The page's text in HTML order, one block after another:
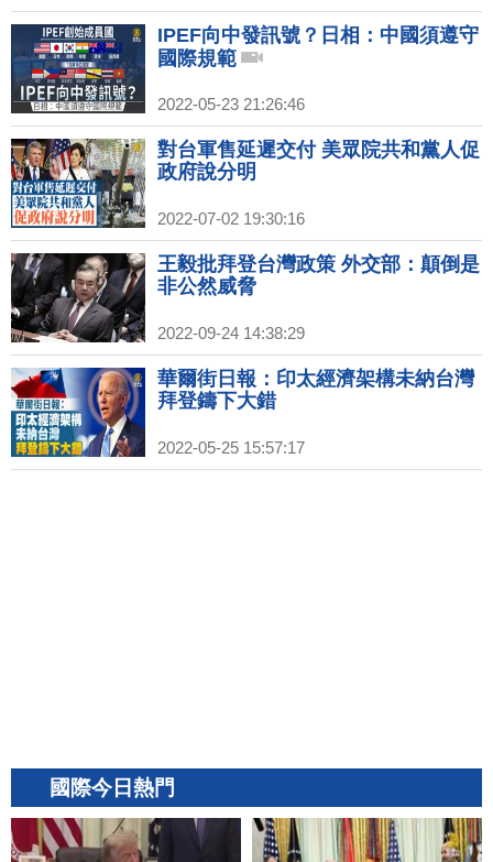
IPEF向中發訊號？日相：中國須遵守
國際規範
2022-05-23 21:26:46
對台軍售延遲交付 美眾院共和黨人促
政府說分明
2022-07-02 19:30:16
王毅批拜登台灣政策 外交部：顛倒是
非公然威脅
2022-09-24 14:38:29
華爾街日報：印太經濟架構未納台灣
拜登鑄下大錯
2022-05-25 15:57:17
國際今日熱門